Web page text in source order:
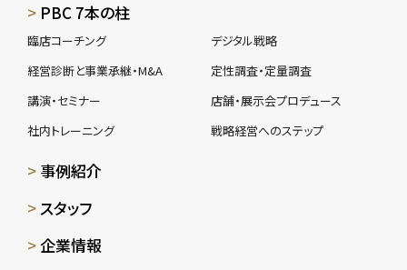
PBC 7本の柱
臨店コーチング
経営診断と事業承継・M&A
講演・セミナー
社内トレーニング
デジタル戦略
定性調査・定量調査
店舗・展示会プロデュース
戦略経営へのステップ
事例紹介
スタッフ
企業情報